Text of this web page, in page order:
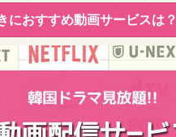
におすすめ動画サービスは？